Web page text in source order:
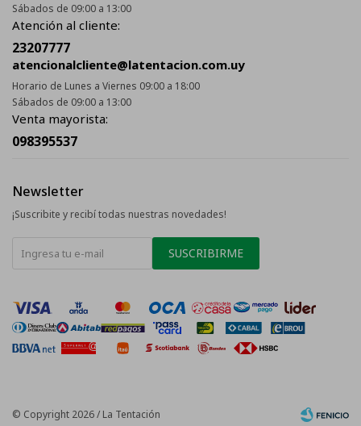
Sábados de 09:00 a 13:00
Atención al cliente:
23207777
atencionalcliente@latentacion.com.uy
Horario de Lunes a Viernes 09:00 a 18:00
Sábados de 09:00 a 13:00
Venta mayorista:
098395537
Newsletter
¡Suscribite y recibí todas nuestras novedades!
SUSCRIBIRME
© Copyright 2026 / La Tentación